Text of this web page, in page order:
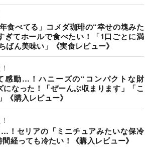
食べてる」コメダ珈琲の“幸せの塊みた
ぎてホールで食べたい！「1口ごとに満
ばん美味い」《実食レビュー》
感動…！ハニーズの“コンパクトな財
なった！「ぜーんぶ収まります」「こ
《購入レビュー》
！セリアの「ミニチュアみたいな保冷
経っても冷たい！《購入レビュー》